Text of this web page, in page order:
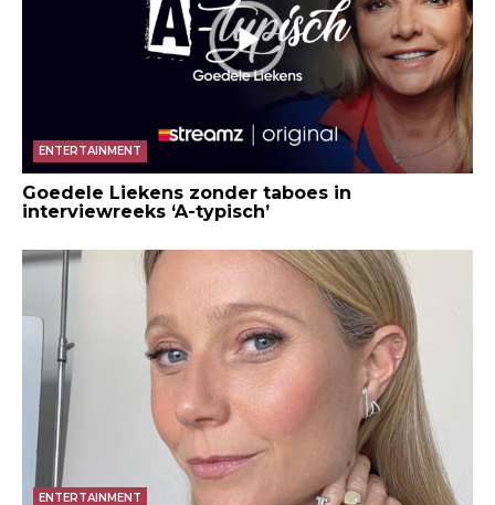
ENTERTAINMENT
Goedele Liekens zonder taboes in
interviewreeks ‘A-typisch’
ENTERTAINMENT